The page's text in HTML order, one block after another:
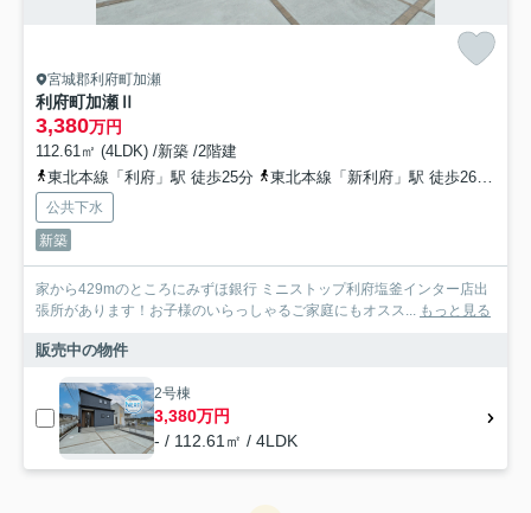
宮城郡利府町加瀬
利府町加瀬Ⅱ
3,380万円
112.61㎡ (4LDK) /新築 /2階建
東北本線「利府」駅 徒歩25分
東北本線「新利府」駅 徒歩26分
公共下水
新築
家から429mのところにみずほ銀行 ミニストップ利府塩釜インター店出
張所があります！お子様のいらっしゃるご家庭にもオスス... もっと見る
販売中の物件
2号棟
3,380万円
- / 112.61㎡ / 4LDK